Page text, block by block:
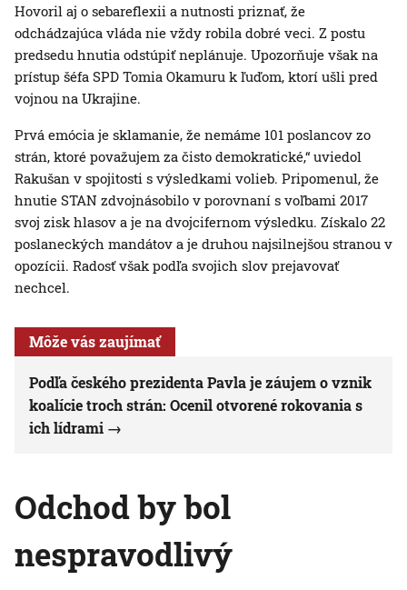
Hovoril aj o sebareflexii a nutnosti priznať, že
odchádzajúca vláda nie vždy robila dobré veci. Z postu
predsedu hnutia odstúpiť neplánuje. Upozorňuje však na
prístup šéfa SPD Tomia Okamuru k ľuďom, ktorí ušli pred
vojnou na Ukrajine.
Prvá emócia je sklamanie, že nemáme 101 poslancov zo
strán, ktoré považujem za čisto demokratické,“ uviedol
Rakušan v spojitosti s výsledkami volieb. Pripomenul, že
hnutie STAN zdvojnásobilo v porovnaní s voľbami 2017
svoj zisk hlasov a je na dvojcifernom výsledku. Získalo 22
poslaneckých mandátov a je druhou najsilnejšou stranou v
opozícii. Radosť však podľa svojich slov prejavovať
nechcel.
Môže vás zaujímať
Podľa českého prezidenta Pavla je záujem o vznik
koalície troch strán: Ocenil otvorené rokovania s
ich lídrami
Odchod by bol
nespravodlivý